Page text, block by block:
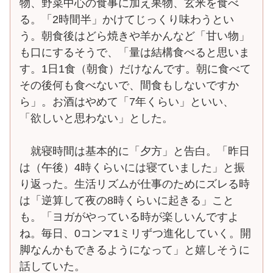
物、野菜中心の食事に加え果物、玄米を食べ
る。「2時間半」かけてじっくり味わうとい
う。朝食後はどら焼きや羊かんなど「甘い物」
も口にするそうで、「量は結構食べると思いま
す。1日1食（朝食）だけなんです。朝に食べて
その後何も食べないで、間食もしないですか
ら」。お酒はやめて「7年くらい」といい、
「欲しいと思わない」とした。
就寝時間は基本的に「夕方」と告白。「昨日
は（午後）4時くらいには寝ていました」と振
り返った。生活リズムが仕事のためにズレる時
は「逆算して夜の8時くらいに起きる」こと
も。「ヨガがやっている時が楽しいんですよ
ね。毎日、0コンマ1ミリずつ進化していく。開
脚なんかもできるようになって」と嬉しそうに
話していた。